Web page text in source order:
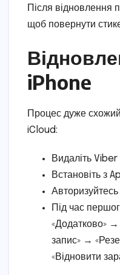
Після відновлення
щоб повернути
iPhone
Процес дуже
iCloud:
Видаліть Viber
Встановіть з
Під час
«Додатково»
запис» →
«Відновити